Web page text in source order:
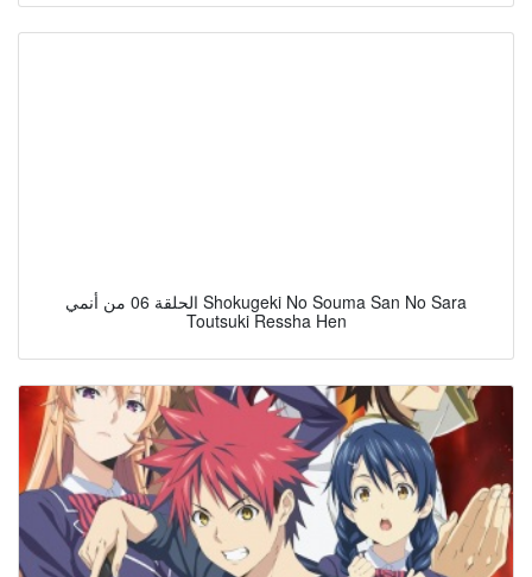
الحلقة 06 من أنمي Shokugeki No Souma San No Sara
Toutsuki Ressha Hen